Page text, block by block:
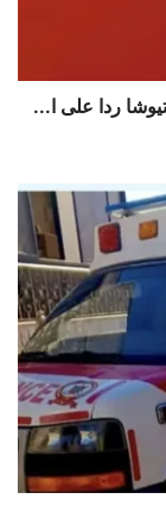
ردا على ا...